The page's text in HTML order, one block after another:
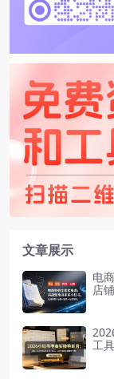
文章展示
电
店
工